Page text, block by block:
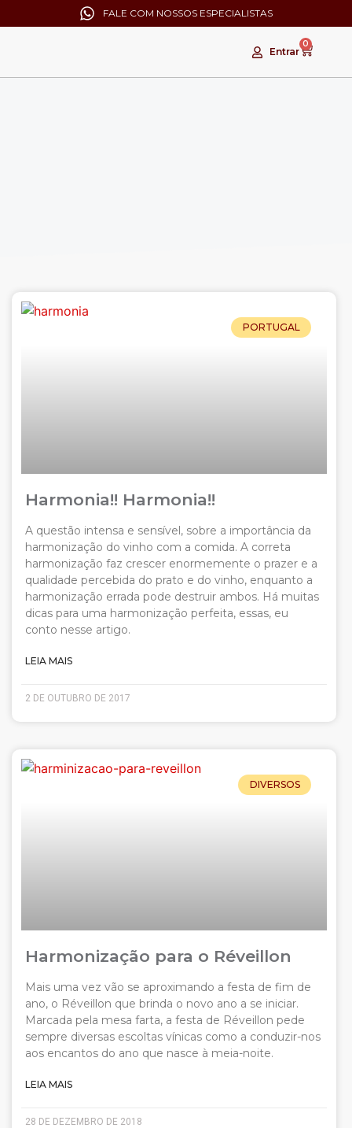
FALE COM NOSSOS ESPECIALISTAS
Entrar
0
PORTUGAL
Harmonia!! Harmonia!!
A questão intensa e sensível, sobre a importância da
harmonização do vinho com a comida. A correta
harmonização faz crescer enormemente o prazer e a
qualidade percebida do prato e do vinho, enquanto a
harmonização errada pode destruir ambos. Há muitas
dicas para uma harmonização perfeita, essas, eu
conto nesse artigo.
LEIA MAIS
2 DE OUTUBRO DE 2017
DIVERSOS
Harmonização para o Réveillon
Mais uma vez vão se aproximando a festa de fim de
ano, o Réveillon que brinda o novo ano a se iniciar.
Marcada pela mesa farta, a festa de Réveillon pede
sempre diversas escoltas vínicas como a conduzir-nos
aos encantos do ano que nasce à meia-noite.
LEIA MAIS
28 DE DEZEMBRO DE 2018